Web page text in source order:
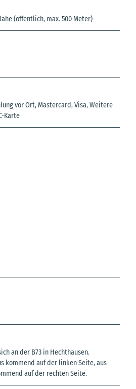
(öffentlich, max. 500 Meter)
vor Ort, Mastercard, Visa, Weitere
Karte
an der B73 in Hechthausen.
kommend auf der linken Seite, aus
auf der rechten Seite.